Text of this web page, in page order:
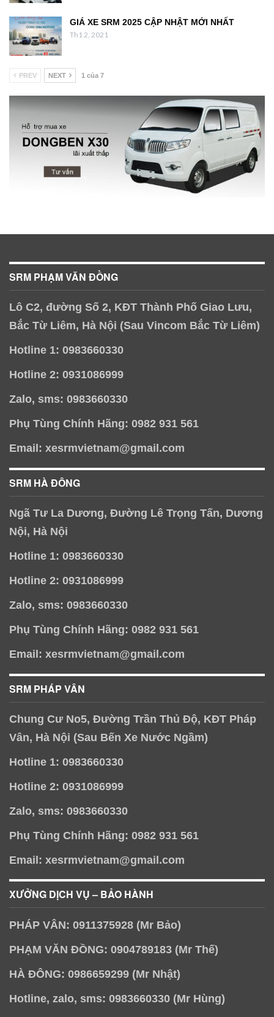
GIÁ XE SRM 2025 CẬP NHẬT MỚI NHẤT
Th1 2, 2021
PREV NEXT 1 của 7
SRM PHẠM VĂN ĐỒNG
Lô C2, đường Số 2, KĐT Thành Phố Giao Lưu,
Bắc Từ Liêm, Hà Nội (Sau Vincom Bắc Từ Liêm)
Hotline 1: 0983660330
Hotline 2: 0931086999
Zalo, sms: 0983660330
Phụ Tùng Chính Hãng: 0982 931 561
Email: xesrmvietnam@gmail.com
SRM HÀ ĐÔNG
Ngã Tư La Dương, Đường Lê Trọng Tấn, Dương
Nội, Hà Nội
Hotline 1: 0983660330
Hotline 2: 0931086999
Zalo, sms: 0983660330
Phụ Tùng Chính Hãng: 0982 931 561
Email: xesrmvietnam@gmail.com
SRM PHÁP VÂN
Chung Cư No5, Đường Trần Thủ Độ, KĐT Pháp
Vân, Hà Nội (Sau Bến Xe Nước Ngầm)
Hotline 1: 0983660330
Hotline 2: 0931086999
Zalo, sms: 0983660330
Phụ Tùng Chính Hãng: 0982 931 561
Email: xesrmvietnam@gmail.com
XƯỞNG DỊCH VỤ – BẢO HÀNH
PHÁP VÂN: 0911375928 (Mr Bảo)
PHẠM VĂN ĐỒNG: 0904789183 (Mr Thế)
HÀ ĐÔNG: 0986659299 (Mr Nhật)
Hotline, zalo, sms: 0983660330 (Mr Hùng)